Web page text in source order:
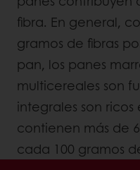
fibra. En general,
gramos de fibras
pan, los panes
multicereales son
integrales son ricos
contienen más de
cada 100 gramos